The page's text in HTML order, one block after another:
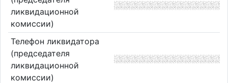
ликвидационной
комиссии)
Телефон ликвидатора
(председателя
ликвидационной
комиссии)